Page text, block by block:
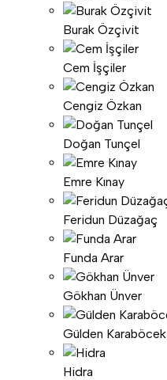
Burak Özçivit
Cem İşçiler
Cengiz Özkan
Doğan Tunçel
Emre Kınay
Feridun Düzağaç
Funda Arar
Gökhan Ünver
Gülden Karaböcek
Hidra